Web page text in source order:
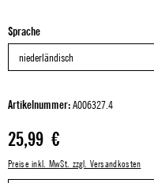
Spracheauswählen
Artikelnummer:A006327.4
Regulärer Preis:
25,99 €
Preise inkl. MwSt. zzgl. Versandkosten